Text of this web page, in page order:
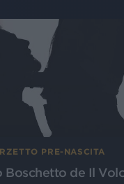
PRE-NASCITA
Boschetto de Il